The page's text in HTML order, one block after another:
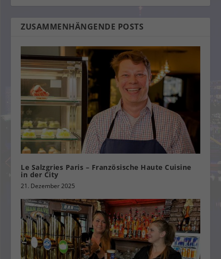
ZUSAMMENHÄNGENDE POSTS
Le Salzgries Paris – Französische Haute Cuisine
in der City
21. Dezember 2025